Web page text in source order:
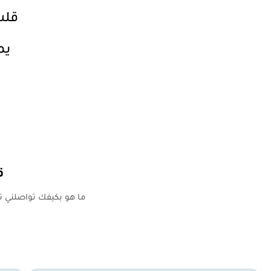
ما هو بكيفك تواصلني